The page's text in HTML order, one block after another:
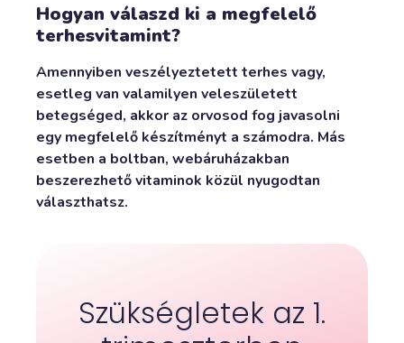
Hogyan válaszd ki a megfelelő
terhesvitamint?
Amennyiben veszélyeztetett terhes vagy,
esetleg van valamilyen veleszületett
betegséged, akkor az orvosod fog javasolni
egy megfelelő készítményt a számodra. Más
esetben a boltban, webáruházakban
beszerezhető vitaminok közül nyugodtan
választhatsz.
Szükségletek az 1.
hozzájárulnak a fáradtságérzet
csökkentéséhez.